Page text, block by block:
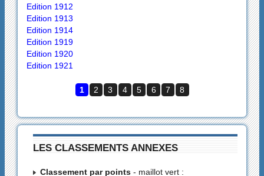
Edition 1912
Edition 1913
Edition 1914
Edition 1919
Edition 1920
Edition 1921
1 2 3 4 5 6 7 8
LES CLASSEMENTS ANNEXES
Classement par points- maillot vert :